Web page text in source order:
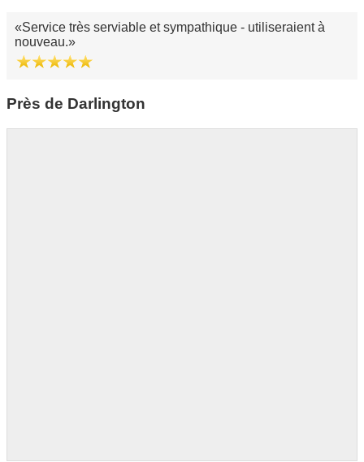
Service très serviable et sympathique - utiliseraient à
nouveau.
Près de Darlington